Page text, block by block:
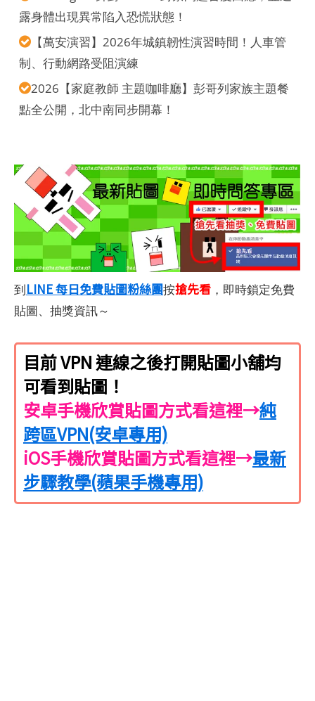
露身體出現異常陷入恐慌狀態！
【萬安演習】2026年城鎮韌性演習時間！人車管
制、行動網路受阻演練
2026【家庭教師 主題咖啡廳】彭哥列家族主題餐
點全公開，北中南同步開幕！
到LINE 每日免費貼圖粉絲團按搶先看 ，即時鎖定免費
貼圖、抽獎資訊～
目前 VPN 連線之後打開貼圖小舖均
可看到貼圖！
安卓手機欣賞貼圖方式看這裡→純
跨區VPN(安卓專用)
iOS手機欣賞貼圖方式看這裡→最新
步驟教學(蘋果手機專用)